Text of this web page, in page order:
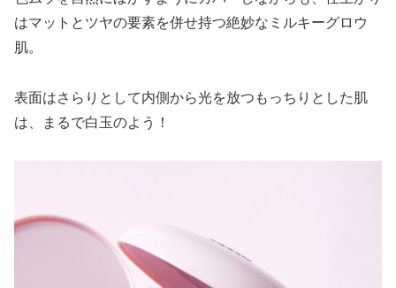
はマットとツヤの要素を併せ持つ絶妙なミルキーグロウ
肌。
表面はさらりとして内側から光を放つもっちりとした肌
は、まるで白玉のよう！